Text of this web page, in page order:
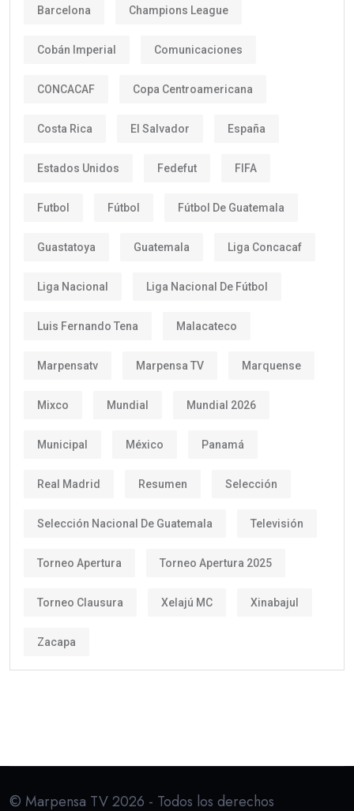
Barcelona Champions League
Cobán Imperial Comunicaciones
CONCACAF Copa Centroamericana
Costa Rica El Salvador España
Estados Unidos Fedefut FIFA
Futbol Fútbol Fútbol De Guatemala
Guastatoya Guatemala Liga Concacaf
Liga Nacional Liga Nacional De Fútbol
Luis Fernando Tena Malacateco
Marpensatv Marpensa TV Marquense
Mixco Mundial Mundial 2026
Municipal México Panamá
Real Madrid Resumen Selección
Selección Nacional De Guatemala Televisión
Torneo Apertura Torneo Apertura 2025
Torneo Clausura Xelajú MC Xinabajul
Zacapa
© Marpensa TV 2026 - Todos los derechos